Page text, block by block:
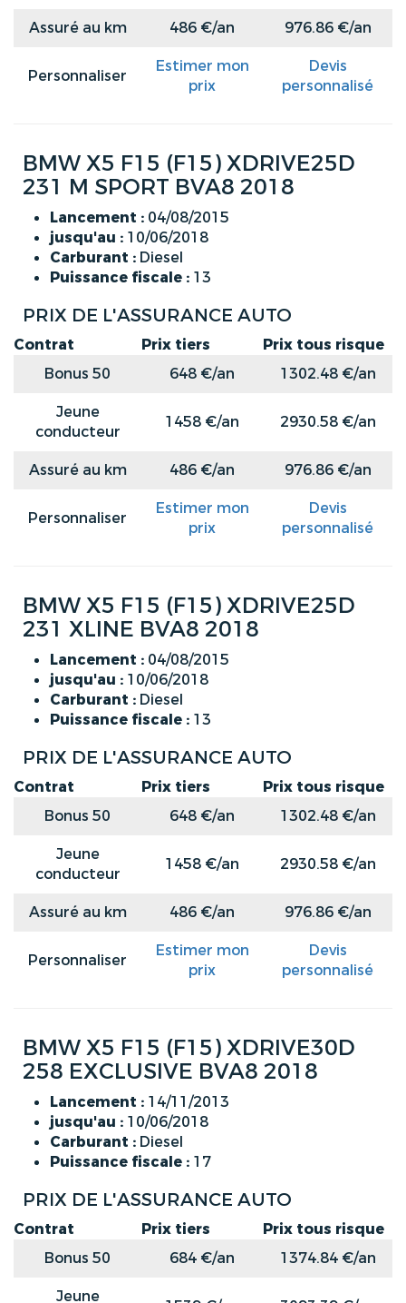
Assuré au km 486 €/an 976.86 €/an
Personnaliser
Estimer mon
prix
Devis
personnalisé
BMW X5 F15 (F15) XDRIVE25D
231 M SPORT BVA8 2018
Lancement : 04/08/2015
jusqu'au : 10/06/2018
Carburant : Diesel
Puissance fiscale : 13
PRIX DE L'ASSURANCE AUTO
Contrat Prix tiers
Prix tous risque
Bonus 50
648 €/an
1302.48 €/an
Jeune
conducteur
1458 €/an 2930.58 €/an
Assuré au km 486 €/an 976.86 €/an
Personnaliser
Estimer mon
prix
Devis
personnalisé
BMW X5 F15 (F15) XDRIVE25D
231 XLINE BVA8 2018
Lancement : 04/08/2015
jusqu'au : 10/06/2018
Carburant : Diesel
Puissance fiscale : 13
PRIX DE L'ASSURANCE AUTO
Contrat Prix tiers
Prix tous risque
Bonus 50
648 €/an
1302.48 €/an
Jeune
conducteur
1458 €/an 2930.58 €/an
Assuré au km 486 €/an 976.86 €/an
Personnaliser
Estimer mon
prix
Devis
personnalisé
BMW X5 F15 (F15) XDRIVE30D
258 EXCLUSIVE BVA8 2018
Lancement : 14/11/2013
jusqu'au : 10/06/2018
Carburant : Diesel
Puissance fiscale : 17
PRIX DE L'ASSURANCE AUTO
Contrat Prix tiers
Prix tous risque
Bonus 50
684 €/an
1374.84 €/an
Jeune